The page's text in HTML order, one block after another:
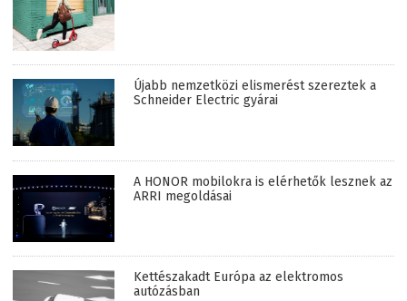
Újabb nemzetközi elismerést szereztek a
Schneider Electric gyárai
A HONOR mobilokra is elérhetők lesznek az
ARRI megoldásai
Kettészakadt Európa az elektromos
autózásban